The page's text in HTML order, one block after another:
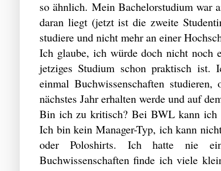
so ähnlich. Mein Bachelorstudium war
daran liegt (jetzt ist die zweite
studiere und nicht mehr an einer
Ich glaube, ich würde doch nicht noch
jetziges Studium schon praktisch ist.
einmal Buchwissenschaften
nächstes Jahr erhalten werde und auf
Bin ich zu kritisch? Bei BWL kann ich
Ich bin kein Manager-Typ, ich kann
oder Poloshirts. Ich hatte nie
Buchwissenschaften finde ich viele